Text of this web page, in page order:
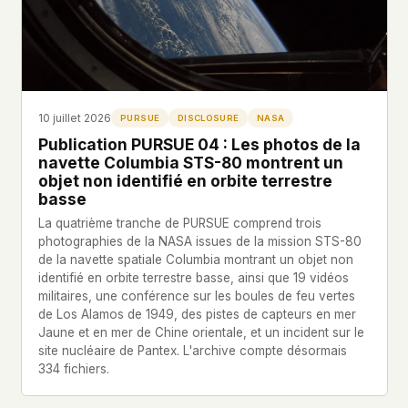
Dossiers
Politicians
Soumettre un Rapport
English Español
Français
Português
Ad networks
User accounts
HOW IT WORKS
This is a static website. Every page is a plain
you read an article, no server-side code
executes. No database query fires. No profile is
built. No session is created.
Even our search runs entirely in your browser.
Our fonts are self-hosted. Nothing is loaded from
Google, Facebook, Amazon, Cloudflare, or any
other third party. When you visit UFOUAP, the
only server that knows is ours.
If you submit a sighting report, we receive
exactly what you type – nothing else. No IP
address, no device info, no metadata.
WHAT THIS COSTS US
We have no idea how many people read this
10 juillet 2026 PURSUE DISCLOSURE NASA
Publication PURSUE 04 : Les photos de la
navette Columbia STS-80 montrent un
objet non identifié en orbite terrestre
basse
La quatrième tranche de PURSUE comprend trois
photographies de la NASA issues de la mission STS-80
de la navette spatiale Columbia montrant un objet non
identifié en orbite terrestre basse, ainsi que 19 vidéos
militaires, une conférence sur les boules de feu vertes
de Los Alamos de 1949, des pistes de capteurs en mer
Jaune et en mer de Chine orientale, et un incident sur le
site nucléaire de Pantex. L'archive compte désormais
334 fichiers.